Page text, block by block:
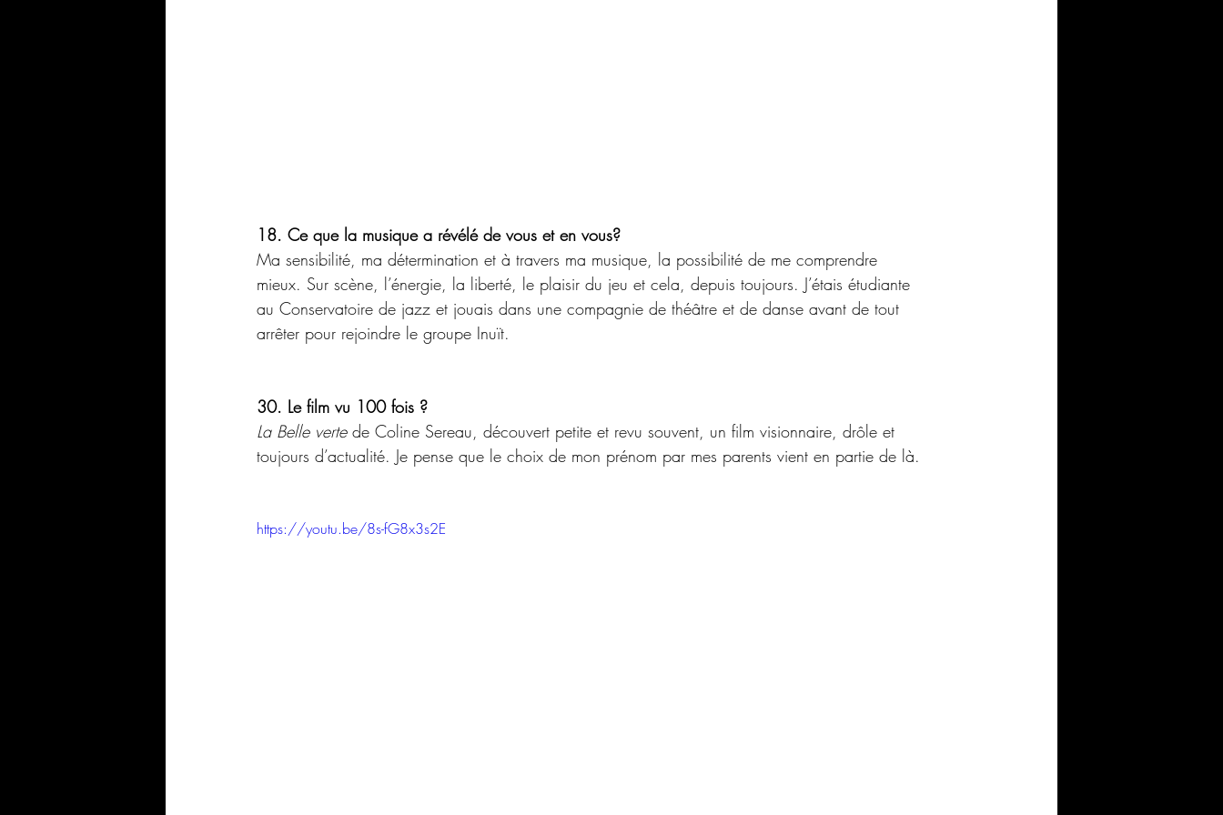
18. Ce que la musique a révélé de vous et en vous?
Ma sensibilité, ma détermination et à travers ma musique, la possibilité de me comprendre
mieux. Sur scène, l’énergie, la liberté, le plaisir du jeu et cela, depuis toujours. J’étais étudiante
au Conservatoire de jazz et jouais dans une compagnie de théâtre et de danse avant de tout
arrêter pour rejoindre le groupe Inuït.
30. Le film vu 100 fois ?
La Belle verte de Coline Sereau, découvert petite et revu souvent, un film visionnaire, drôle et
toujours d’actualité. Je pense que le choix de mon prénom par mes parents vient en partie de là.
https://youtu.be/8s-fG8x3s2E